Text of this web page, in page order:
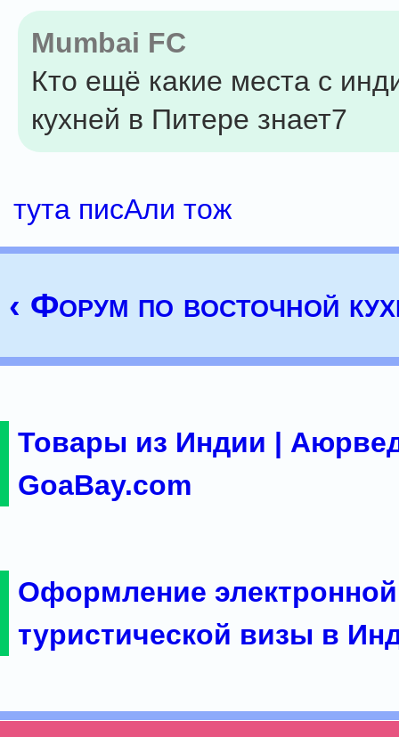
Mumbai FC
Кто ещё какие места с
кухней в Питере знает7
тута писАли тож
‹ Форум по восточной
Товары из Индии |
GoaBay.com
Оформление электронной
туристической визы в